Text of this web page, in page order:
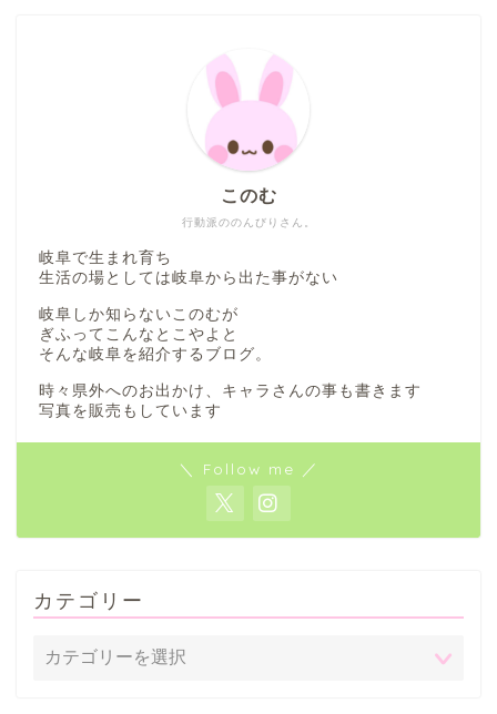
行動派ののんびりさん。
このむ
岐阜で生まれ育ち
生活の場としては岐阜から出た事がない
岐阜しか知らないこのむが
ぎふってこんなとこやよと
そんな岐阜を紹介するブログ。
時々県外へのお出かけ、キャラさんの事も書きます
写真を販売もしています
＼ Follow me ／
カテゴリー
輪之内町
神戸町